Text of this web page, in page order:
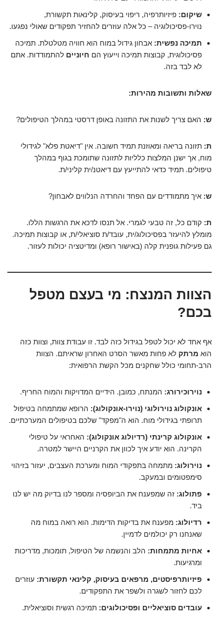
שיקום: פיזיותרפיה, ריפוי בעיסוק, קלינאות תקשורת,
נוירו-פסיכולוגיה – כל אלה עוזרים להחזיר תפקודים שאולי נפגעו.
תמיכה נפשית: אבחון גידול במוח הוא חוויה מטלטלת. תמיכה
פסיכולוגית, קבוצות תמיכה וייעוץ הם חיוניים להתמודדות. אתם
לא לבד בזה.
שאלות ותשובות מהירות:
ש: האם צריך לשנות את התזונה באופן דרסטי במהלך הטיפולים?
ת: תזונה בריאה ומאוזנת תמיד חשובה. אין "דיאטת פלא" לגידולי
מוח, אך ישנן המלצות כלליות לתזונה שתומכת בגוף במהלך
טיפולים. תמיד כדאי להתייעץ עם דיאטנ/ית קליני/ת.
ש: איך מתמודדים עם הפחד והחרדה הנלווים לאבחון?
ת: קודם כל, זה טבעי לגמרי. אל תנסו לדכא את הרגשות הללו.
מומלץ להיעזר בפסיכולוג/ית, עובד/ת סוציאלי/ת, או קבוצות תמיכה.
גם פעילות גופנית קלה (באישור רופא) ומדיטציה יכולות לעזור.
הצוות המנצח: מי בעצם מטפל
בכם?
אף אחד לא יכול לטפל בגידול כזה לבד. זו עבודת צוות, וצוות כזה
הוא מרתק לא פחות מאשר הסרט האחרון שראיתם. הצוות
הרב-תחומי כולל שחקנים מכל הקשת הרפואית:
נוירוכירורג: המנתח, כמובן. הידיים המדויקות והמוח החריף.
אונקולוג נוירולוגי (נוירו-אונקולוג): הרופא שמתמחה בטיפול
תרופתי בגידולי מוח. הוא ה"מפקד" שלכם בטיפולים המערכתיים.
אונקולוג קרינתי (רדיולוג אונקולוג): האחראי על טיפולי
הקרינה. הוא יודע איך לכוון את הקרניים היישר למטרה.
נוירולוג: מתמחה בתפקודי המוח ומערכת העצבים, יעזור בזיהוי
סימפטומים ובמעקב.
פתולוג: זה שמפענח את הביופסיה ומספר לנו בדיוק מה יש לנו
ביד.
רדיולוג: מפענח את בדיקות הדימות. הוא רואה במוח מה
שאנחנו רק יכולמים לדמיין.
אחיות מתמחות: הלב והנשמה של הטיפול, תומכות, מדריכות
ומרגיעות.
פיזיותרפיסטים, מרפאים בעיסוק, קלינאי תקשורת: עוזרים
לכם לחזור לשגרה ולשפר את התפקודים.
עובדים סוציאליים ופסיכולוגים: תמיכה רגשית וסוציאלית.